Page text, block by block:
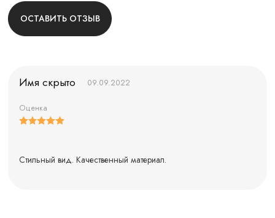
ОСТАВИТЬ ОТЗЫВ
Имя скрыто 09.09.2022
Оценка
Стильный вид. Качественный материал.